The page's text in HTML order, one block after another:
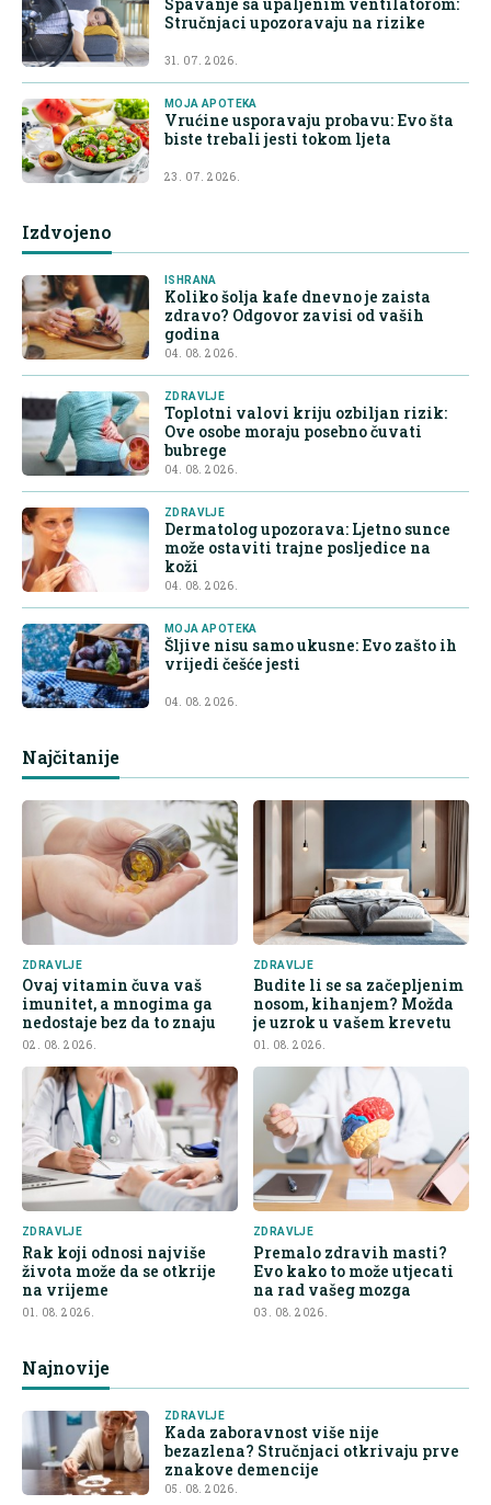
Stručnjaci upozoravaju na rizike
31. 07. 2026.
MOJA APOTEKA
Vrućine usporavaju probavu: Evo šta
biste trebali jesti tokom ljeta
23. 07. 2026.
Izdvojeno
ISHRANA
Koliko šolja kafe dnevno je zaista
zdravo? Odgovor zavisi od vaših
godina
04. 08. 2026.
ZDRAVLJE
Toplotni valovi kriju ozbiljan rizik:
Ove osobe moraju posebno čuvati
bubrege
04. 08. 2026.
ZDRAVLJE
Dermatolog upozorava: Ljetno sunce
može ostaviti trajne posljedice na
koži
04. 08. 2026.
MOJA APOTEKA
Šljive nisu samo ukusne: Evo zašto ih
vrijedi češće jesti
04. 08. 2026.
Najčitanije
ZDRAVLJE
Ovaj vitamin čuva vaš
imunitet, a mnogima ga
nedostaje bez da to znaju
02. 08. 2026.
ZDRAVLJE
Budite li se sa začepljenim
nosom, kihanjem? Možda
je uzrok u vašem krevetu
01. 08. 2026.
ZDRAVLJE
Rak koji odnosi najviše
života može da se otkrije
na vrijeme
01. 08. 2026.
ZDRAVLJE
Premalo zdravih masti?
Evo kako to može utjecati
na rad vašeg mozga
03. 08. 2026.
Najnovije
ZDRAVLJE
Kada zaboravnost više nije
bezazlena? Stručnjaci otkrivaju prve
znakove demencije
05. 08. 2026.